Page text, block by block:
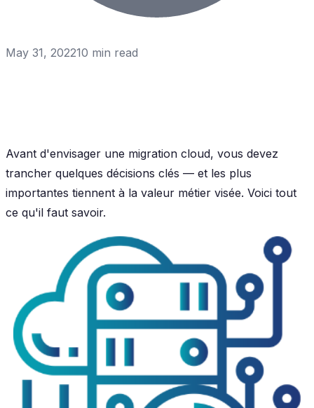
May 31, 202210 min read
Avant d'envisager une migration cloud, vous devez
trancher quelques décisions clés — et les plus
importantes tiennent à la valeur métier visée. Voici tout
ce qu'il faut savoir.